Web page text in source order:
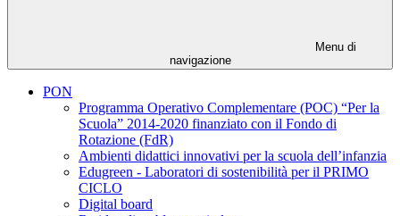
Menu di
navigazione
PON
Programma Operativo Complementare (POC) “Per la
Scuola” 2014-2020 finanziato con il Fondo di
Rotazione (FdR)
Ambienti didattici innovativi per la scuola dell’infanzia
Edugreen - Laboratori di sostenibilità per il PRIMO
CICLO
Digital board